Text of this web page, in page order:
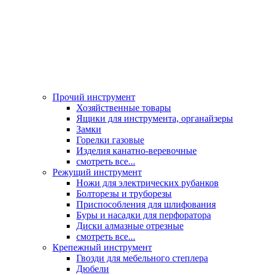
Прочий инструмент
Хозяйственные товары
Ящики для инструмента, органайзеры
Замки
Горелки газовые
Изделия канатно-веревочные
смотреть все...
Режущий инструмент
Ножи для электрических рубанков
Болторезы и труборезы
Приспособления для шлифования
Буры и насадки для перфоратора
Диски алмазные отрезные
смотреть все...
Крепежный инструмент
Гвозди для мебельного степлера
Дюбели